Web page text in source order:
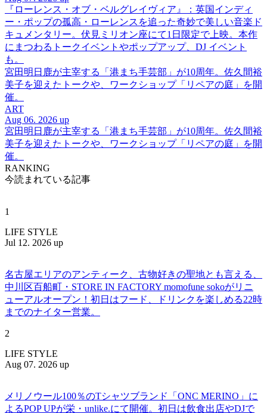
『ローレンス・オブ・ベルグレイヴィア』：英国インディ
ー・ポップの孤高・ローレンスを追った奇妙で美しい音楽ド
キュメンタリー。伏見ミリオン座にて1日限定で上映。本作
にまつわるトークイベントやポップアップ、DJ イベント
も。
宮田明日鹿が主宰する「港まち手芸部」が10周年。佐久間裕
美子を迎えたトークや、ワークショップ「リペアの庭」を開
催。
ART
Aug 06. 2026 up
宮田明日鹿が主宰する「港まち手芸部」が10周年。佐久間裕
美子を迎えたトークや、ワークショップ「リペアの庭」を開
催。
RANKING
今読まれている記事
1
LIFE STYLE
Jul 12. 2026 up
名古屋エリアのアンティーク、古物好きの聖地とも言える、
中川区百船町・STORE IN FACTORY momofune sokoがリニ
ューアルオープン！初日はフード、ドリンクを楽しめる22時
までのナイター営業。
2
LIFE STYLE
Aug 07. 2026 up
メリノウール100％のTシャツブランド「ONC MERINO」に
よるPOP UPが栄・unlike.にて開催。初日は飲食出店やDJで